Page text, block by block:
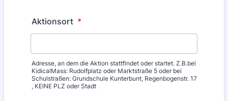
Aktionsort *
Adresse, an dem die Aktion stattfindet oder startet. Z.B.bei
KidicalMass: Rudolfplatz oder Marktstraße 5 oder bei
Schulstraßen: Grundschule Kunterbunt, Regenbogenstr. 17
, KEINE PLZ oder Stadt